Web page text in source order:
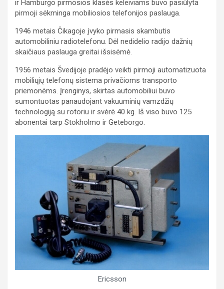
ir Hamburgo pirmosios klasės keleiviams buvo pasiūlyta
pirmoji sėkminga mobiliosios telefonijos paslauga.
1946 metais Čikagoje įvyko pirmasis skambutis
automobiliniu radiotelefonu. Dėl nedidelio radijo dažnių
skaičiaus paslauga greitai išsisėmė.
1956 metais Švedijoje pradėjo veikti pirmoji automatizuota
mobiliųjų telefonų sistema privačioms transporto
priemonėms. Įrenginys, skirtas automobiliui buvo
sumontuotas panaudojant vakuuminių vamzdžių
technologiją su rotoriu ir svėrė 40 kg. Iš viso buvo 125
abonentai tarp Stokholmo ir Geteborgo.
Ericsson